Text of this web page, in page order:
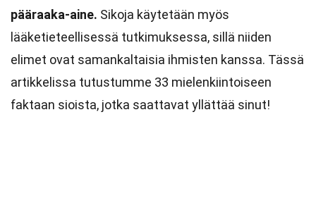
pääraaka-aine. Sikoja käytetään myös
lääketieteellisessä tutkimuksessa, sillä niiden
elimet ovat samankaltaisia ihmisten kanssa. Tässä
artikkelissa tutustumme 33 mielenkiintoiseen
faktaan sioista, jotka saattavat yllättää sinut!